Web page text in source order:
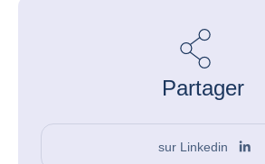
Partager
sur Linkedin